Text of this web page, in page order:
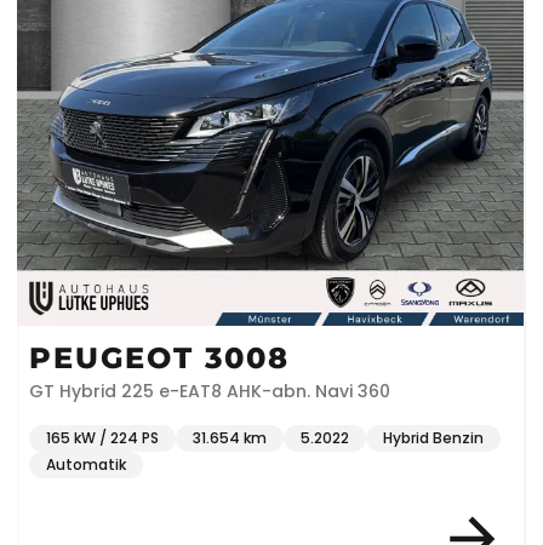
PEUGEOT 3008
GT Hybrid 225 e-EAT8 AHK-abn. Navi 360
165 kW / 224 PS 31.654 km 5.2022
Hybrid Benzin
Automatik